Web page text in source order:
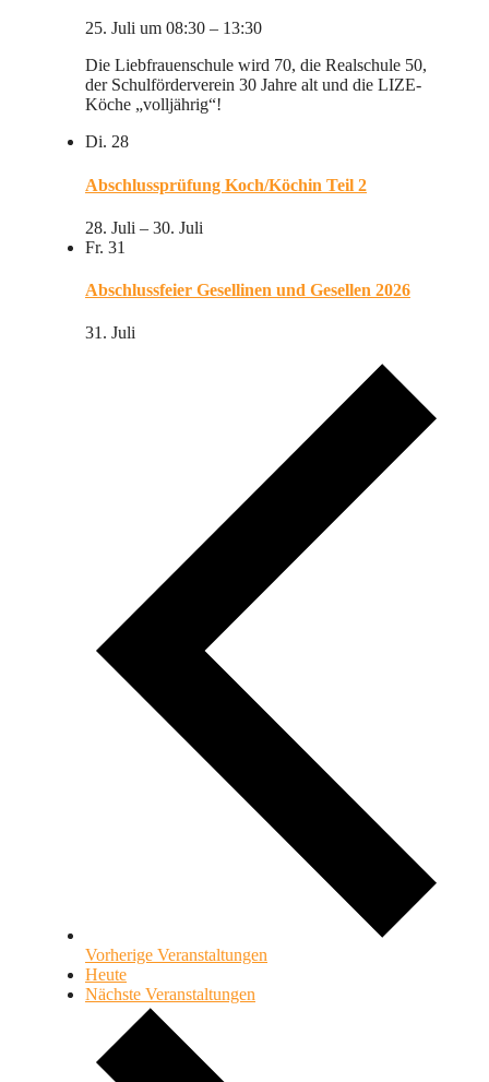
25. Juli um 08:30 – 13:30
Die Liebfrauenschule wird 70, die Realschule 50,
der Schulförderverein 30 Jahre alt und die LIZE-
Köche „volljährig“!
Di. 28
Abschlussprüfung Koch/Köchin Teil 2
28. Juli – 30. Juli
Fr. 31
Abschlussfeier Gesellinen und Gesellen 2026
31. Juli
Vorherige Veranstaltungen
Heute
Nächste Veranstaltungen